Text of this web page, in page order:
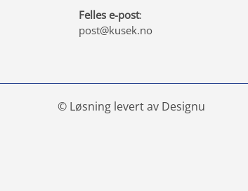
Felles e-post:
post@kusek.no
© Løsning levert av Designu